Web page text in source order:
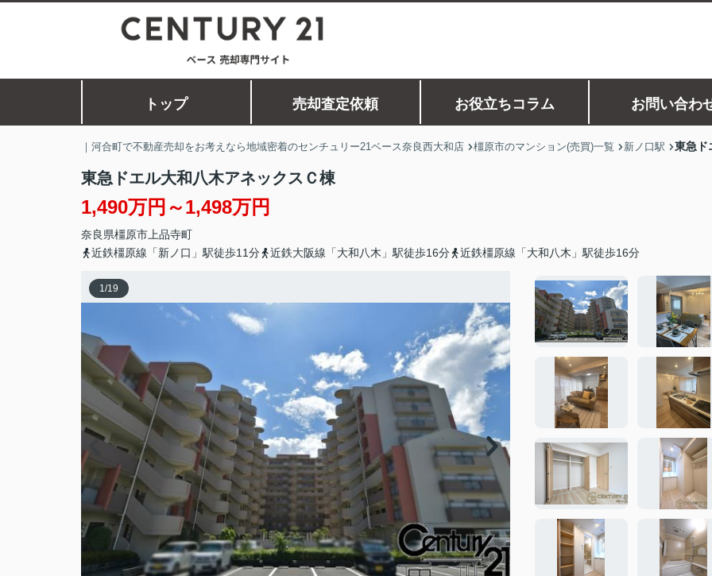
トップ 売却査定依頼 お役立ちコラム お問い合わ
｜河合町で不動産売却をお考えなら地域密着のセンチュリー21ベース奈良西大和店 橿原市のマンション(売買)一覧 新ノ口駅 東急ド
東急ドエル大和八木アネックスＣ棟
1,490万円～1,498万円
奈良県橿原市 上品寺町
近鉄橿原線「新ノ口」駅徒歩11分
近鉄大阪線「大和八木」駅徒歩16分 近鉄橿原線「大和八木」駅徒歩16分
1/19